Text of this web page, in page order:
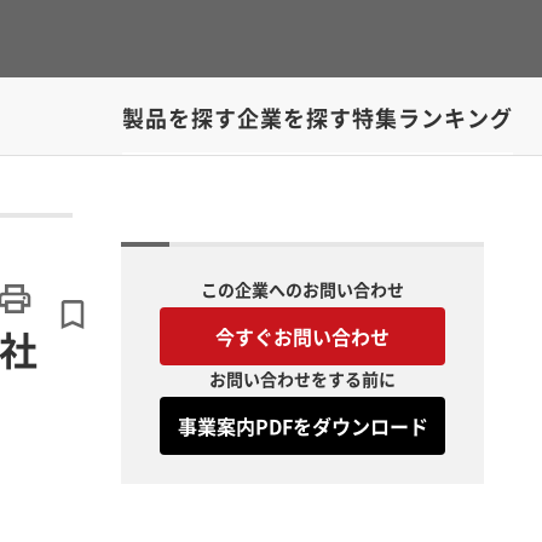
製品を探す企業を探す特集ランキング
この企業へのお問い合わせ
今すぐお問い合わせ
お問い合わせをする前に
事業案内PDFをダウンロード